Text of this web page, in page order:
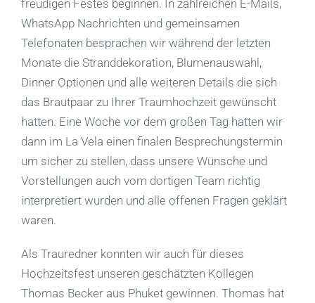
freudigen Festes beginnen. In zahlreichen E-Mails,
WhatsApp Nachrichten und gemeinsamen
Telefonaten besprachen wir während der letzten
Monate die Stranddekoration, Blumenauswahl,
Dinner Optionen und alle weiteren Details die sich
das Brautpaar zu Ihrer Traumhochzeit gewünscht
hatten. Eine Woche vor dem großen Tag hatten wir
dann im La Vela einen finalen Besprechungstermin
um sicher zu stellen, dass unsere Wünsche und
Vorstellungen auch vom dortigen Team richtig
interpretiert wurden und alle offenen Fragen geklärt
waren.
Als Trauredner konnten wir auch für dieses
Hochzeitsfest unseren geschätzten Kollegen
Thomas Becker aus Phuket gewinnen. Thomas hat